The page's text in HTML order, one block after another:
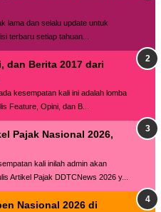
lama dan selalu update untuk
terbaru setiap tahuan...
dan Berita 2017 dari
kesempatan kali ini adalah lomba
Feature, Opini, dan B...
Pajak Nasional 2026,
kali inilah admin akan
Artikel Pajak DDTCNews 2026 y...
Nasional 2026 di